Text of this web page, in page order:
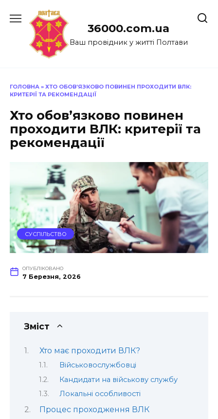
до
36000.com.ua
Ваш провідник у житті Полтави
ГОЛОВНА » ХТО ОБОВ’ЯЗКОВО ПОВИНЕН ПРОХОДИТИ ВЛК:
КРИТЕРІЇ ТА РЕКОМЕНДАЦІЇ
Хто обов’язково повинен
проходити ВЛК: критерії та
рекомендації
СУСПІЛЬСТВО
ОПУБЛІКОВАНО
7 Березня, 2026
Зміст
Хто має проходити ВЛК?
Військовослужбовці
Кандидати на військову службу
Локальні особливості
Процес проходження ВЛК